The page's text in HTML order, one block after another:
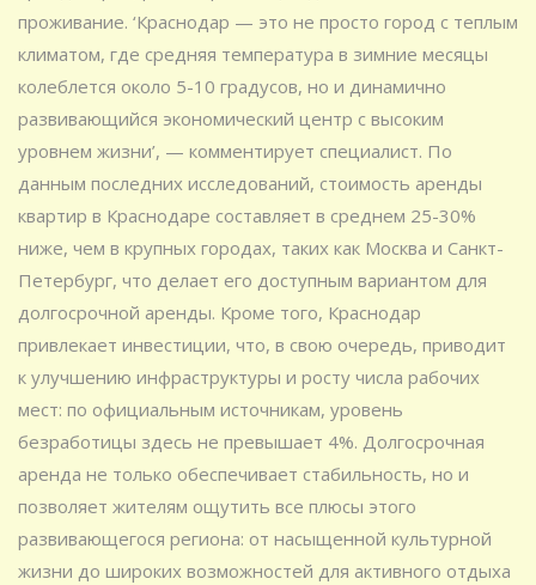
проживание. ‘Краснодар — это не просто город с теплым
климатом, где средняя температура в зимние месяцы
колеблется около 5-10 градусов, но и динамично
развивающийся экономический центр с высоким
уровнем жизни’, — комментирует специалист. По
данным последних исследований, стоимость аренды
квартир в Краснодаре составляет в среднем 25-30%
ниже, чем в крупных городах, таких как Москва и Санкт-
Петербург, что делает его доступным вариантом для
долгосрочной аренды. Кроме того, Краснодар
привлекает инвестиции, что, в свою очередь, приводит
к улучшению инфраструктуры и росту числа рабочих
мест: по официальным источникам, уровень
безработицы здесь не превышает 4%. Долгосрочная
аренда не только обеспечивает стабильность, но и
позволяет жителям ощутить все плюсы этого
развивающегося региона: от насыщенной культурной
жизни до широких возможностей для активного отдыха